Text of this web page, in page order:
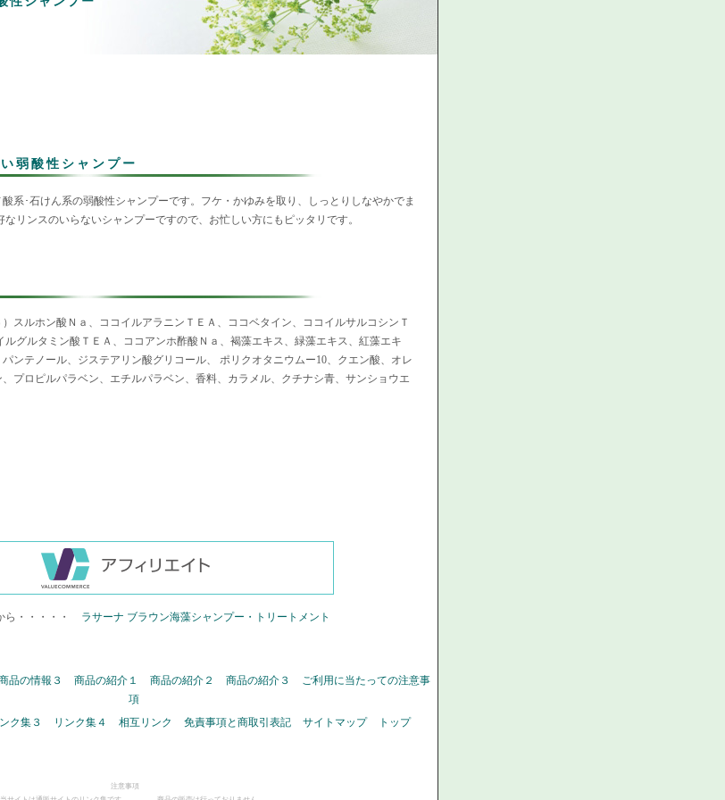
弱酸性シャンプー
系･石けん系の弱酸性シャンプーです。フケ・かゆみを取り、しっとりしなやかでま
リンスのいらないシャンプーですので、お忙しい方にもピッタリです。
スルホン酸Ｎａ、ココイルアラニンＴＥＡ、ココベタイン、ココイルサルコシンＴ
ルグルタミン酸ＴＥＡ、ココアンホ酢酸Ｎａ、褐藻エキス、緑藻エキス、紅藻エキ
ンテノール、ジステアリン酸グリコール、 ポリクオタニウムー10、クエン酸、オレ
プロピルパラベン、エチルパラベン、香料、カラメル、クチナシ青、サンショウエ
ら・・・・・ ラサーナ ブラウン海藻シャンプー・トリートメント
品の情報３ 商品の紹介１ 商品の紹介２ 商品の紹介３
ご利用に当たっての注意事
項
ク集３ リンク集４ 相互リンク 免責事項と商取引表記 サイトマップ トップ
注意事項